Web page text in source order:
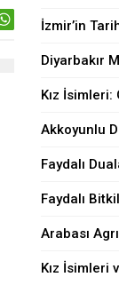
İzmir’in
Diyarbakır
Faydalı
Faydalı